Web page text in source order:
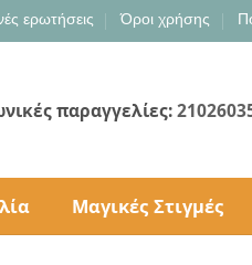
ερωτήσεις Όροι χρήσης
παραγγελίες:
Μαγικές Στιγμές